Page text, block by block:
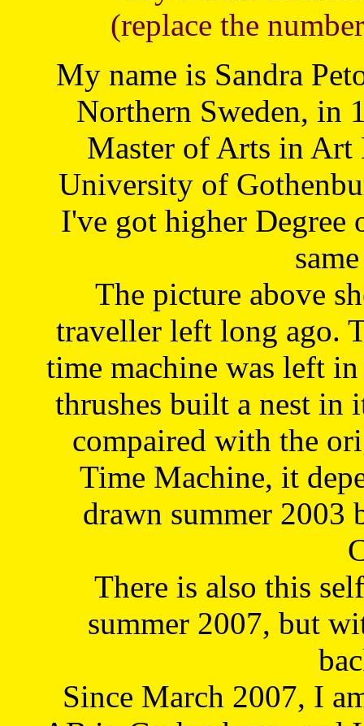
(replace the
My name is Sandra
Northern Sweden, in
Master of Arts in Art
University of
I've got higher Degree
The picture above
traveller left long ago.
time machine was left
thrushes built a nest in
compaired with the
Time Machine, it
drawn summer 2003
There is also this
summer 2007, but
Since March 2007, I